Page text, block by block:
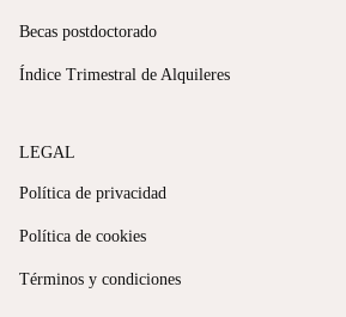
Becas postdoctorado
Índice Trimestral de Alquileres
LEGAL
Política de privacidad
Política de cookies
Términos y condiciones